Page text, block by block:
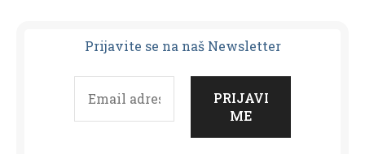
Prijavite se na naš Newsletter